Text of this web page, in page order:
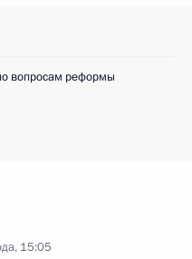
вопросам реформы
15:05